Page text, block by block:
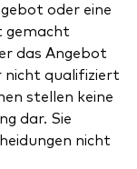
oder eine
gemacht
das Angebot
qualifiziert
stellen keine
dar. Sie
nicht